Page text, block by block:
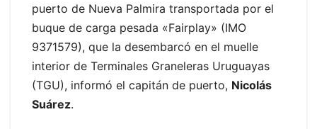
puerto de Nueva Palmira transportada por el
buque de carga pesada «Fairplay» (IMO
9371579), que la desembarcó en el muelle
interior de Terminales Graneleras Uruguayas
(TGU), informó el capitán de puerto, Nicolás
Suárez.